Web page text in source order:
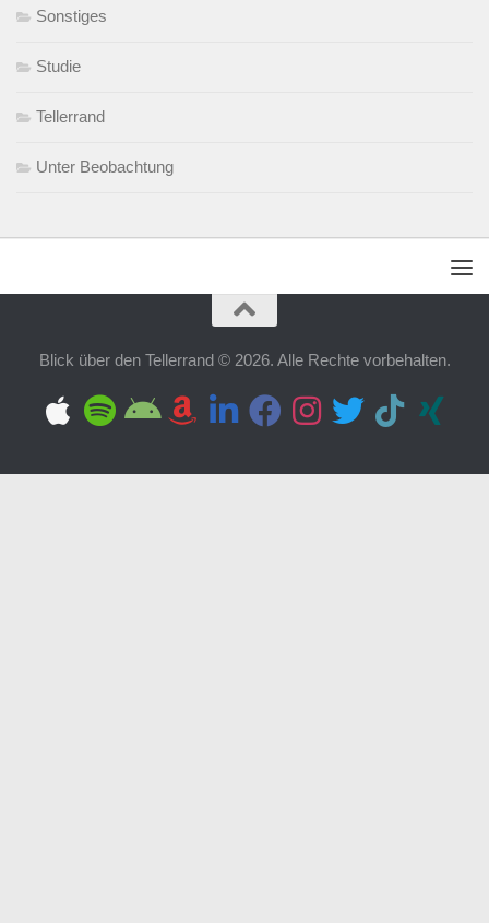
Sonstiges
Studie
Tellerrand
Unter Beobachtung
Blick über den Tellerrand © 2026. Alle Rechte vorbehalten.